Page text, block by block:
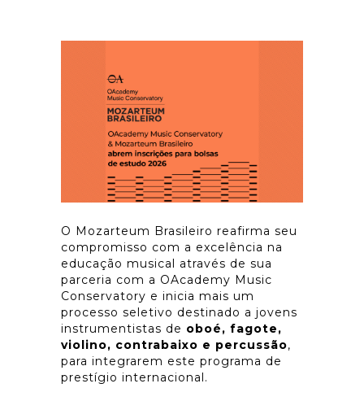
O Mozarteum Brasileiro reafirma seu
compromisso com a excelência na
educação musical através de sua
parceria com a OAcademy Music
Conservatory e inicia mais um
processo seletivo destinado a jovens
instrumentistas de oboé, fagote,
violino, contrabaixo e percussão,
para integrarem este programa de
prestígio internacional.